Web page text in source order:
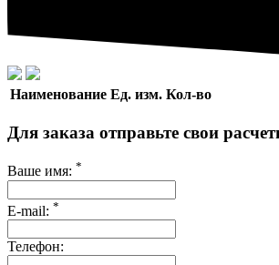
Наименование Ед. изм. Кол-во
Для заказа отправьте свои
Ваше имя: *
E-mail: *
Телефон: